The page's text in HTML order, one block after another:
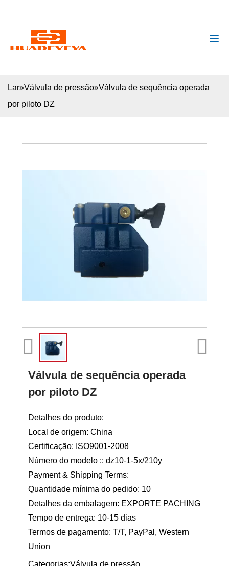
Lar»Válvula de pressão»Válvula de sequência operada
por piloto DZ
Válvula de sequência operada
por piloto DZ
Detalhes do produto:
Local de origem: China
Certificação: ISO9001-2008
Número do modelo :: dz10-1-5x/210y
Payment & Shipping Terms:
Quantidade mínima do pedido: 10
Detalhes da embalagem: EXPORTE PACHING
Tempo de entrega: 10-15 dias
Termos de pagamento: T/T, PayPal, Western
Union
Categorias:Válvula de pressão